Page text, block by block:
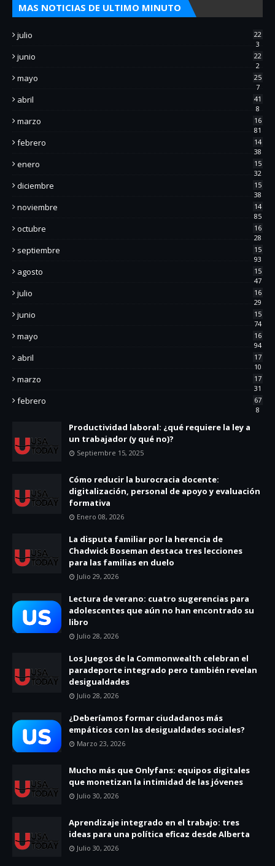
MAS NOTICIAS DE ULTIMO MINUTO
julio
22
3
junio
22
2
mayo
25
7
abril
41
8
marzo
16
81
febrero
14
38
enero
15
32
diciembre
15
38
noviembre
14
85
octubre
16
28
septiembre
15
93
agosto
15
47
julio
16
29
junio
15
74
mayo
16
94
abril
17
10
marzo
17
31
febrero
67
8
Productividad laboral: ¿qué requiere la ley a
un trabajador (y qué no)?
Septiembre 15, 2025
Cómo reducir la burocracia docente:
digitalización, personal de apoyo y evaluación
formativa
Enero 08, 2026
La disputa familiar por la herencia de
Chadwick Boseman destaca tres lecciones
para las familias en duelo
Julio 29, 2026
Lectura de verano: cuatro sugerencias para
adolescentes que aún no han encontrado su
libro
Julio 28, 2026
Los Juegos de la Commonwealth celebran el
paradeporte integrado pero también revelan
desigualdades
Julio 28, 2026
¿Deberíamos formar ciudadanos más
empáticos con las desigualdades sociales?
Marzo 23, 2026
Mucho más que Onlyfans: equipos digitales
que monetizan la intimidad de las jóvenes
Julio 30, 2026
Aprendizaje integrado en el trabajo: tres
ideas para una política eficaz desde Alberta
Julio 30, 2026